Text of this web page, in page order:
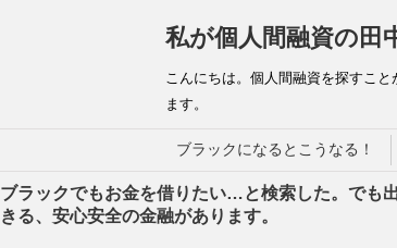
私が個人間融資の田
こんにちは。個人間融資を探すこ
ます。
ブラックになるとこうなる！
ブラックでもお金を借りたい…と検索した。でも
きる、安心安全の金融があります。